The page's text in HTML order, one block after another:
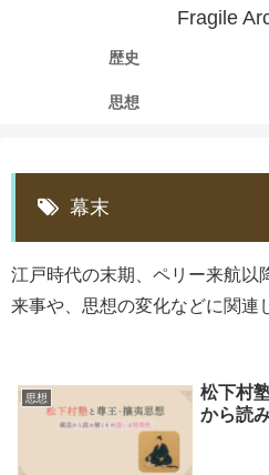
Fragile
歴史
思想
幕末
江戸時代の末期、ペリー来航以
来事や、思想の変化などに関連
思想
松下村
から読